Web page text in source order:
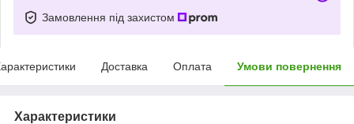
Замовлення під захистом
Доставка Оплата Умови повернення
Характеристики